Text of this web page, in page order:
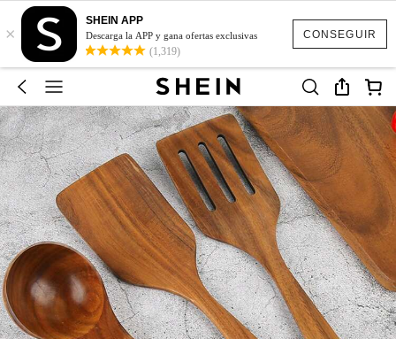
CONSEGUIR
×
SHEIN APP
Descarga la APP y gana ofertas exclusivas
(1,319)